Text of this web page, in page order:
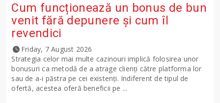
Cum funcționează un bonus de bun
venit fără depunere și cum îl
revendici
Friday, 7 August 2026
Strategia celor mai multe cazinouri implică folosirea unor
bonusuri ca metodă de a atrage clienți către platforma lor
sau de a-i păstra pe cei existenți. Indiferent de tipul de
ofertă, acestea oferă beneficii pe ...